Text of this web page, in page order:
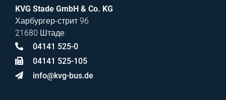
KVG Stade GmbH & Co. KG
Харбургер-стрит 96
21680 Штаде
04141 525-0
04141 525-105
info@kvg-bus.de